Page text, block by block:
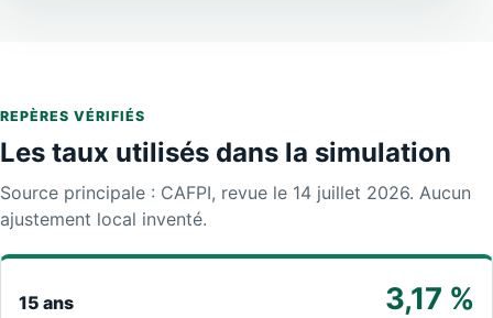
REPÈRES VÉRIFIÉS
Les taux utilisés dans la simulation
Source principale : CAFPI, revue le 14 juillet 2026. Aucun
ajustement local inventé.
15 ans 3,17 %